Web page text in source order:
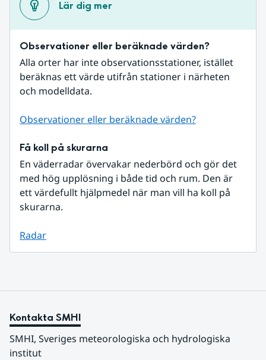
Lär dig mer
Observationer eller beräknade värden?
Alla orter har inte observationsstationer, istället
beräknas ett värde utifrån stationer i närheten
och modelldata.
Observationer eller beräknade värden?
Få koll på skurarna
En väderradar övervakar nederbörd och gör det
med hög upplösning i både tid och rum. Den är
ett värdefullt hjälpmedel när man vill ha koll på
skurarna.
Radar
Kontakta SMHI
SMHI, Sveriges meteorologiska och hydrologiska
institut